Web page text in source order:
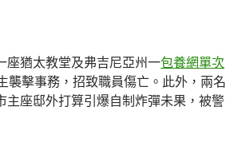
座猶太教堂及弗吉尼亞州一包養網單次
襲擊事務，招致職員傷亡。此外，兩名
主座邸外打算引爆自制炸彈未果，被警